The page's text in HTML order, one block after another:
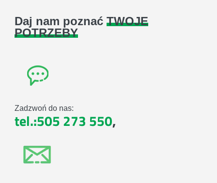
Daj nam poznać TWOJE
POTRZEBY
Zadzwoń do nas:
tel.:505 273 550,